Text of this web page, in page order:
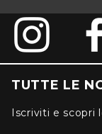
TUTTE LE
Iscriviti e scopri